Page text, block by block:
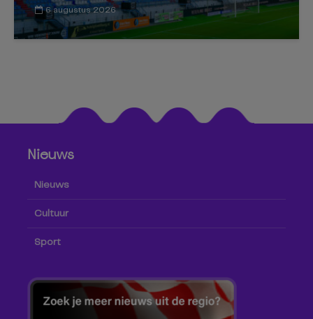
6 augustus 2026
Nieuws
Nieuws
Cultuur
Sport